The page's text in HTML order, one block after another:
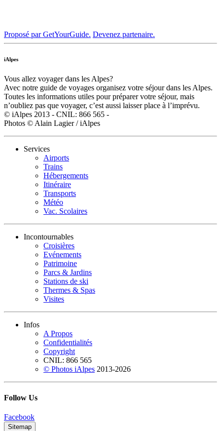
Proposé par GetYourGuide. Devenez partenaire.
iAlpes
Vous allez voyager dans les Alpes?
Avec notre guide de voyages organisez votre séjour dans les Alpes.
Toutes les informations utiles pour préparer votre séjour, mais
n’oubliez pas que voyager, c’est aussi laisser place à l’imprévu.
© iAlpes 2013 - CNIL: 866 565 -
Photos © Alain Lagier / iAlpes
Services
Airports
Trains
Hébergements
Itinéraire
Transports
Météo
Vac. Scolaires
Incontournables
Croisières
Evénements
Patrimoine
Parcs & Jardins
Stations de ski
Thermes & Spas
Visites
Infos
A Propos
Confidentialités
Copyright
CNIL: 866 565
© Photos iAlpes 2013-2026
Follow Us
Facebook
Sitemap